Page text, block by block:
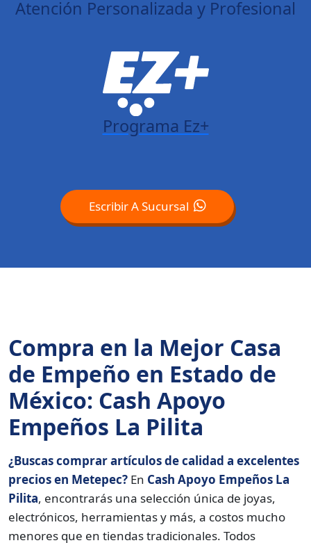
Atención Personalizada y Profesional
Programa Ez+
Escribir A Sucursal
Compra en la Mejor Casa
de Empeño en Estado de
México: Cash Apoyo
Empeños La Pilita
¿Buscas comprar artículos de calidad a excelentes
precios en Metepec? En Cash Apoyo Empeños La
Pilita, encontrarás una selección única de joyas,
electrónicos, herramientas y más, a costos mucho
menores que en tiendas tradicionales. Todos